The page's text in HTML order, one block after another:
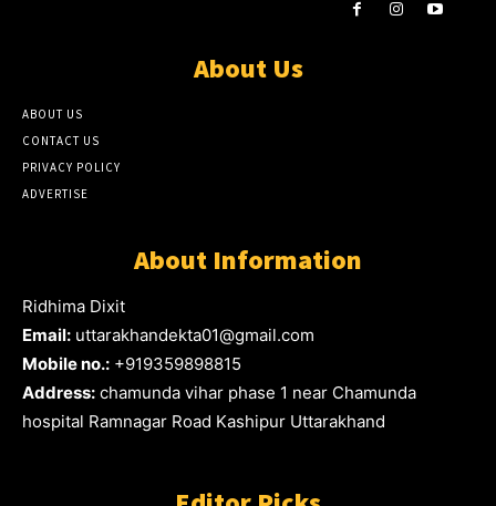
About Us
ABOUT US
CONTACT US
PRIVACY POLICY
ADVERTISE
About Information
Ridhima Dixit
Email: uttarakhandekta01@gmail.com
Mobile no.: +919359898815
Address: chamunda vihar phase 1 near Chamunda
hospital Ramnagar Road Kashipur Uttarakhand